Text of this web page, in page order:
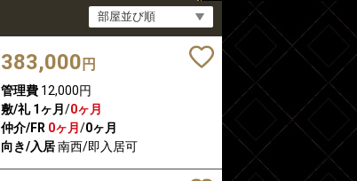
383,000 円
管理費12,000円
敷/礼 1ヶ月 /0ヶ月
仲介/FR 0ヶ月 /0ヶ月
向き/入居南西/即入居可